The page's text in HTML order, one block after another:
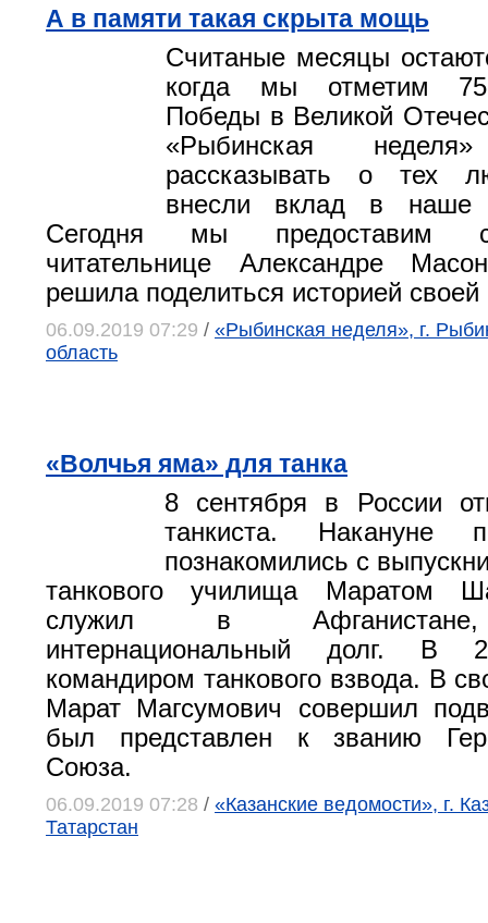
А в памяти такая скрыта мощь
Считаные месяцы
когда мы отметим
Победы в Великой
«Рыбинская
рассказывать о тех
внесли вклад в наше
Сегодня мы предоставим
читательнице Александре
решила поделиться историей
06.09.2019 07:29 / «Рыбинская неделя», г.
область
«Волчья яма» для танка
8 сентября в России
танкиста. Накануне
познакомились с
танкового училища Маратом
служил в
интернациональный долг.
командиром танкового взвода. В
Марат Магсумович совершил
был представлен к званию
Союза.
06.09.2019 07:28 / «Казанские ведомости», г.
Татарстан